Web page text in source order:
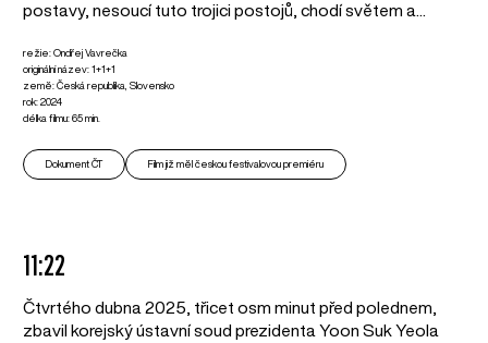
postavy, nesoucí tuto trojici postojů, chodí světem a...
režie: Ondřej Vavrečka
originální název: 1+1+1
země: Česká republika, Slovensko
rok: 2024
délka filmu: 65 min.
Dokument ČT Film již měl českou festivalovou premiéru
11:22
Čtvrtého dubna 2025, třicet osm minut před polednem,
zbavil korejský ústavní soud prezidenta Yoon Suk Yeola